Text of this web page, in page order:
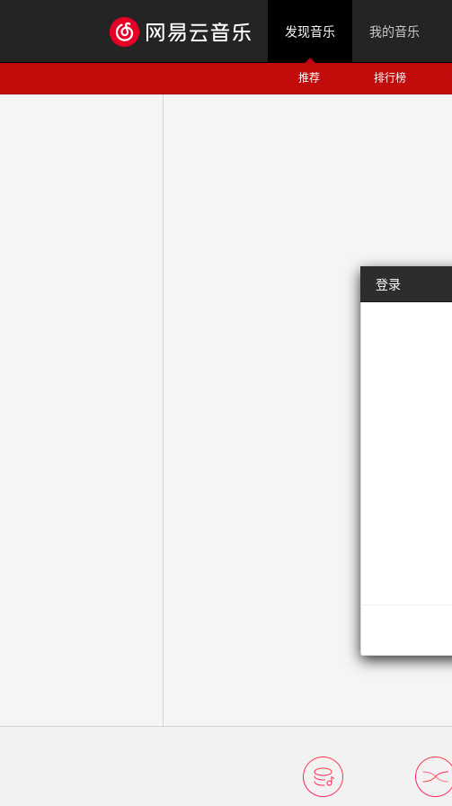
发现音乐 我的音乐
推荐 排行榜
登录